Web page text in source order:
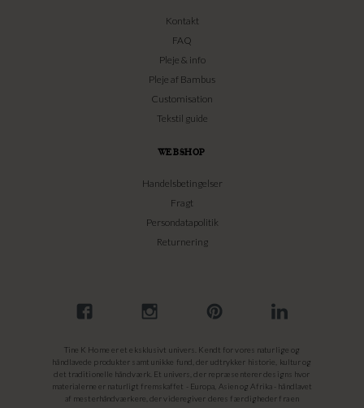
Kontakt
FAQ
Pleje & info
Pleje af Bambus
Customisation
Tekstil guide
WEBSHOP
Handelsbetingelser
Fragt
Persondatapolitik
Returnering
Tine K Home er et eksklusivt univers. Kendt for vores naturlige og
håndlavede produkter samt unikke fund, der udtrykker historie, kultur og
det traditionelle håndværk. Et univers, der repræsenterer designs hvor
materialerne er naturligt fremskaffet - Europa, Asien og Afrika - håndlavet
af mesterhåndværkere, der videregiver deres færdigheder fra en